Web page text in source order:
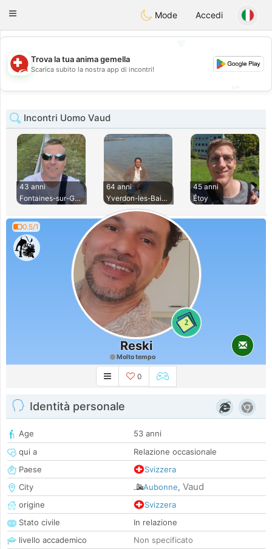
Suissi
Toggle
Mode Accedi
💖
💕
Trova la tua anima gemella
Scarica subito la nostra app di incontri!
Incontri Uomo Vaud
43 anni
Fontaines-sur-Gran
64 anni
Yverdon-les-Bains
45 anni
Étoy
0.5/1
2
Reski
Molto tempo
0
Identità personale
Age
53 anni
qui a
Relazione occasionale
Paese
Svizzera
City
Aubonne, Vaud
origine
Svizzera
Stato civile
In relazione
livello accademico
Non specificato